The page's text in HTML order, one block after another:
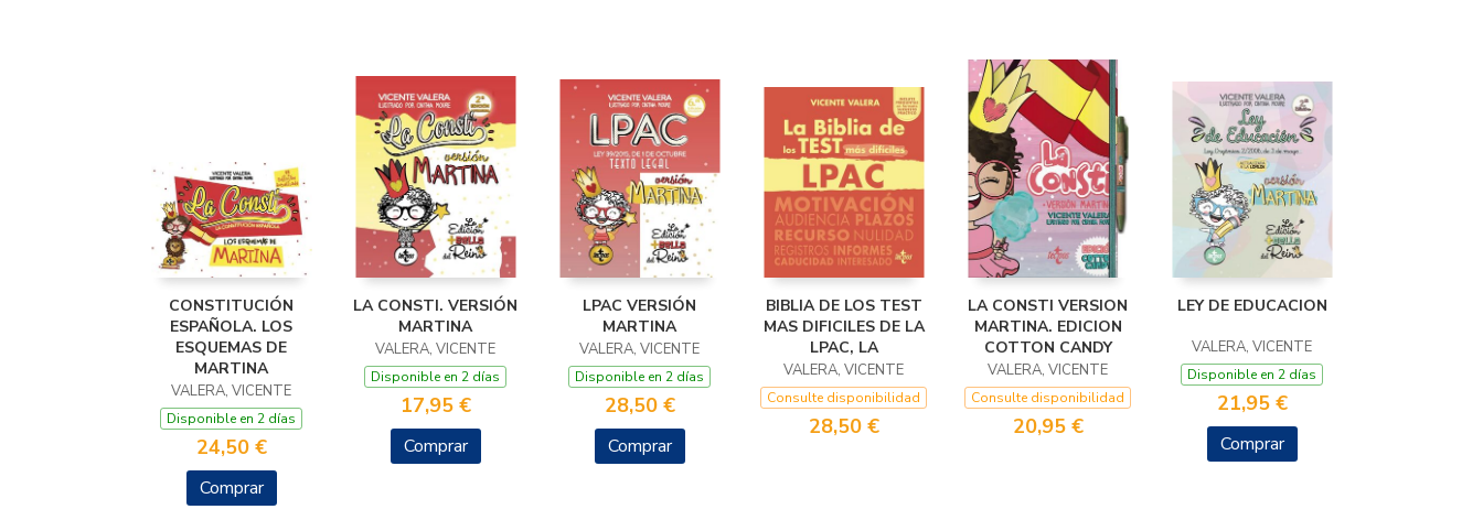
CONSTITUCIÓN
ESPAÑOLA. LOS
ESQUEMAS DE
MARTINA
VALERA, VICENTE
Disponible en 2 días
24,50 €
Comprar
LA CONSTI. VERSIÓN
MARTINA
VALERA, VICENTE
Disponible en 2 días
17,95 €
Comprar
LPAC VERSIÓN
MARTINA
VALERA, VICENTE
Disponible en 2 días
28,50 €
Comprar
BIBLIA DE LOS TEST
MAS DIFICILES DE LA
LPAC, LA
VALERA, VICENTE
Consulte disponibilidad
28,50 €
LA CONSTI VERSION
MARTINA. EDICION
COTTON CANDY
VALERA, VICENTE
Consulte disponibilidad
20,95 €
LEY DE EDUCACION
VALERA, VICENTE
Disponible en 2 días
21,95 €
Comprar